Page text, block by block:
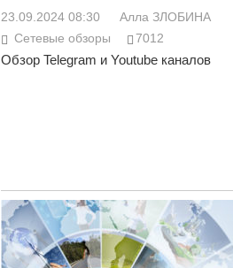
23.09.2024 08:30
Алла ЗЛОБИНА
Сетевые обзоры
7012
Обзор Telegram и Youtube каналов